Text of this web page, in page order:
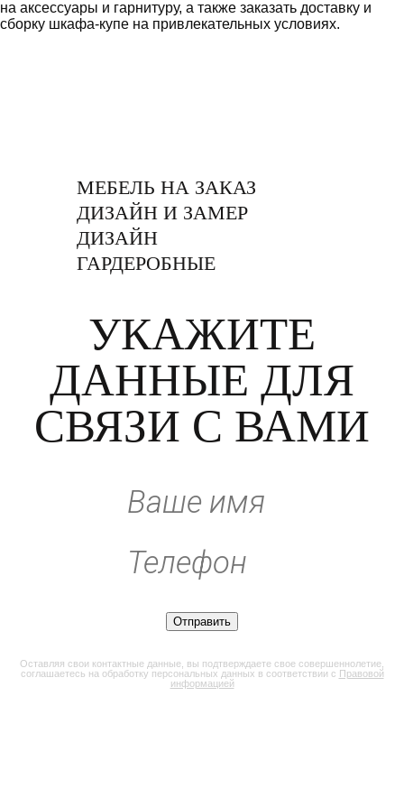
на аксессуары и гарнитуру, а также заказать доставку и
сборку шкафа-купе на привлекательных условиях.
МЕБЕЛЬ НА ЗАКАЗ
ДИЗАЙН И ЗАМЕР
ДИЗАЙН
ГАРДЕРОБНЫЕ
УКАЖИТЕ
ДАННЫЕ ДЛЯ
СВЯЗИ С ВАМИ
Оставляя свои контактные данные, вы подтверждаете свое совершеннолетие,
соглашаетесь на обработку персональных данных в соответствии с Правовой
информацией